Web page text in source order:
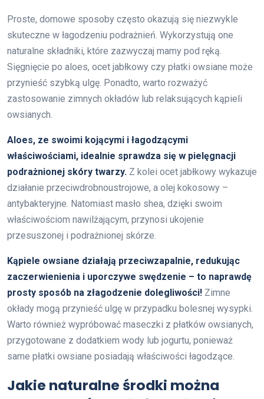
Proste, domowe sposoby często okazują się niezwykle
skuteczne w łagodzeniu podrażnień. Wykorzystują one
naturalne składniki, które zazwyczaj mamy pod ręką.
Sięgnięcie po aloes, ocet jabłkowy czy płatki owsiane może
przynieść szybką ulgę. Ponadto, warto rozważyć
zastosowanie zimnych okładów lub relaksujących kąpieli
owsianych.
Aloes, ze swoimi kojącymi i łagodzącymi
właściwościami, idealnie sprawdza się w pielęgnacji
podrażnionej skóry twarzy. Z kolei ocet jabłkowy wykazuje
działanie przeciwdrobnoustrojowe, a olej kokosowy –
antybakteryjne. Natomiast masło shea, dzięki swoim
właściwościom nawilżającym, przynosi ukojenie
przesuszonej i podrażnionej skórze.
Kąpiele owsiane działają przeciwzapalnie, redukując
zaczerwienienia i uporczywe swędzenie – to naprawdę
prosty sposób na złagodzenie dolegliwości! Zimne
okłady mogą przynieść ulgę w przypadku bolesnej wysypki.
Warto również wypróbować maseczki z płatków owsianych,
przygotowane z dodatkiem wody lub jogurtu, ponieważ
same płatki owsiane posiadają właściwości łagodzące.
Jakie naturalne środki można